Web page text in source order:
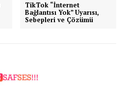
TikTok “İnternet
Bağlantısı Yok” Uyarısı,
Sebepleri ve Çözümü